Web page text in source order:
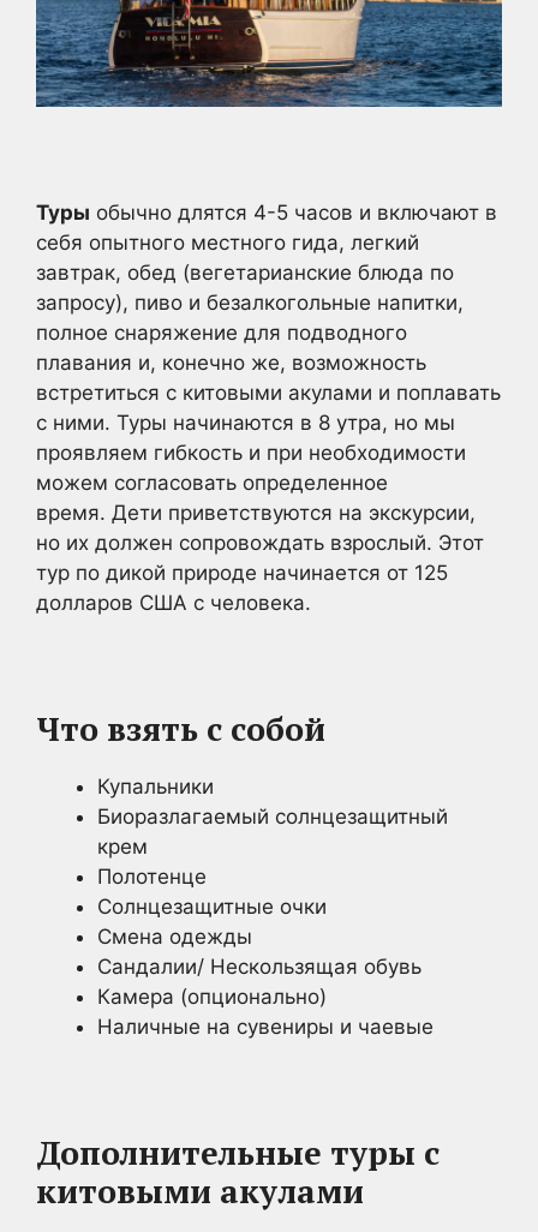
Туры обычно длятся 4-5 часов и включают в
себя опытного местного гида, легкий
завтрак, обед (вегетарианские блюда по
запросу), пиво и безалкогольные напитки,
полное снаряжение для подводного
плавания и, конечно же, возможность
встретиться с китовыми акулами и поплавать
с ними. Туры начинаются в 8 утра, но мы
проявляем гибкость и при необходимости
можем согласовать определенное
время. Дети приветствуются на экскурсии,
но их должен сопровождать взрослый. Этот
тур по дикой природе начинается от 125
долларов США с человека.
Что взять с собой
Купальники
Биоразлагаемый солнцезащитный
крем
Полотенце
Солнцезащитные очки
Смена одежды
Сандалии/ Нескользящая обувь
Камера (опционально)
Наличные на сувениры и чаевые
Дополнительные туры с
китовыми акулами